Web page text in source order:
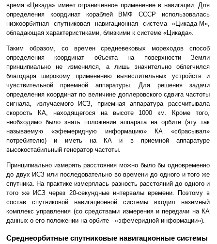
время «Цикада» имеет ограниченное применение в навигации. Для
определения координат кораблей ВМФ СССР использовалась
низкоорбитная спутниковая навигационная система «Цикада-М»,
обладающая характеристиками, близкими к системе «Цикада».
Таким образом, со времен средневековых мореходов способ
определения координат объекта на поверхности Земли
принципиально не изменился, а лишь значительно облегчился
благодаря широкому применению вычислительных устройств и
чувствительной приемной аппаратуры. Для решения задачи
определения координат по величине доплеровского сдвига частоты
сигнала, излучаемого ИСЗ, приемная аппаратура рассчитывала
скорость КА, находящегося на высоте 1000 км. Кроме того,
необходимо было знать положение аппарата на орбите (эту так
называемую «эфемеридную информацию» КА «сбрасывал»
потребителю) и иметь на КА и в приемной аппаратуре
высокостабильный генератор частоты.
Принципиально измерять расстояния можно было бы одновременно
до двух ИСЗ или последовательно во времени до одного и того же
спутника. На практике измерялась разность расстояний до одного и
того же ИСЗ через 20-секундные интервалы времени. Поэтому в
состав спутниковой навигационной системы входил наземный
комплекс управления (со средствами измерения и передачи на КА
данных о его положении на орбите - «эфемеридной информации»).
Среднеорбитные спутниковые навигационные системы